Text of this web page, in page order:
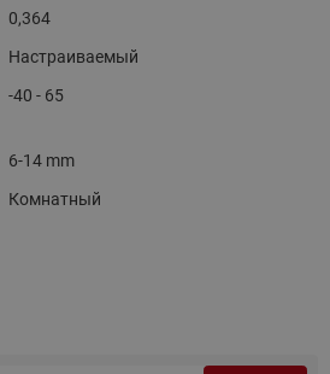
0,364
Настраиваемый
-40 - 65
6-14 mm
Комнатный